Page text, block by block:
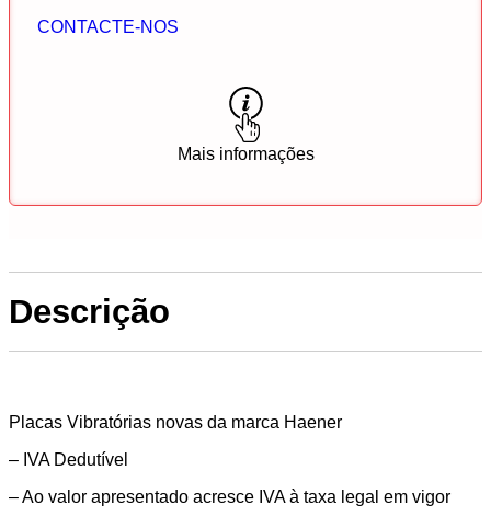
CONTACTE-NOS
Mais informações
Descrição
Placas Vibratórias novas da marca Haener
– IVA Dedutível
– Ao valor apresentado acresce IVA à taxa legal em vigor